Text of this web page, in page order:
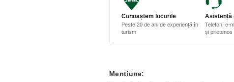
Cunoaștem locurile
Peste 20 de ani de experiență în
turism
Asistență
Telefon, e-
și prietenos
Mentiune: